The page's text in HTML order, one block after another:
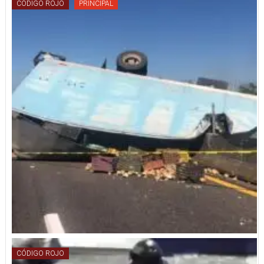
CÓDIGO ROJO PRINCIPAL
CÓDIGO ROJO